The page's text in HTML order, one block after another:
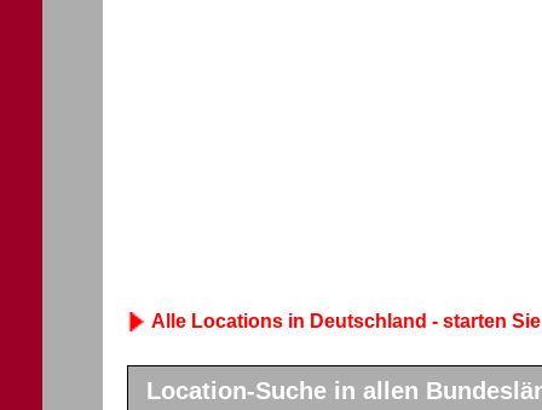
Alle Locations in Deutschland - starten
Location-Suche in allen